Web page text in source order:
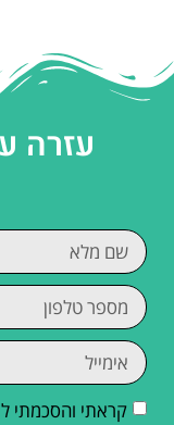
עזרה
קראתי והסכמתי ל